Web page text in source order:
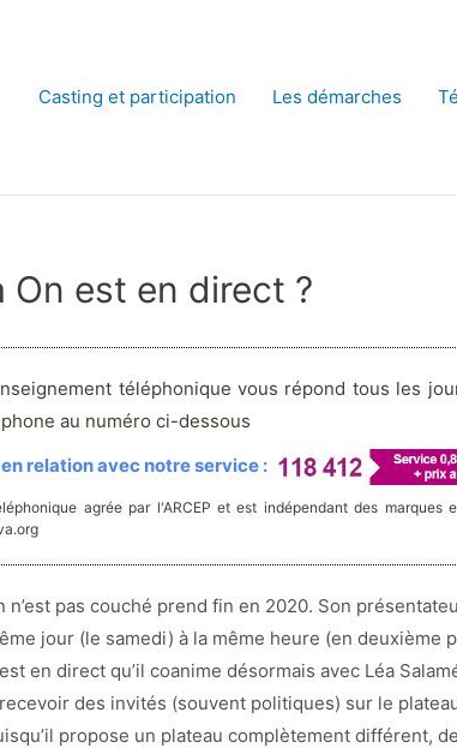
Casting et participation Les démarches
est en direct ?
téléphonique vous répond tous les
au numéro ci-dessous
relation avec notre service :
agrée par l'ARCEP et est indépendant des marques
n’est pas couché prend fin en 2020. Son
jour (le samedi) à la même heure (en deuxième
en direct qu’il coanime désormais avec Léa
des invités (souvent politiques) sur le
propose un plateau complètement différent,